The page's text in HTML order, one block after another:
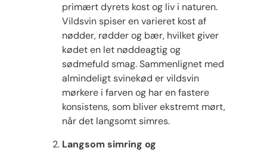
primært dyrets kost og liv i naturen.
Vildsvin spiser en varieret kost af
nødder, rødder og bær, hvilket giver
kødet en let nøddeagtig og
sødmefuld smag. Sammenlignet med
almindeligt svinekød er vildsvin
mørkere i farven og har en fastere
konsistens, som bliver ekstremt mørt,
når det langsomt simres.
Langsom simring og